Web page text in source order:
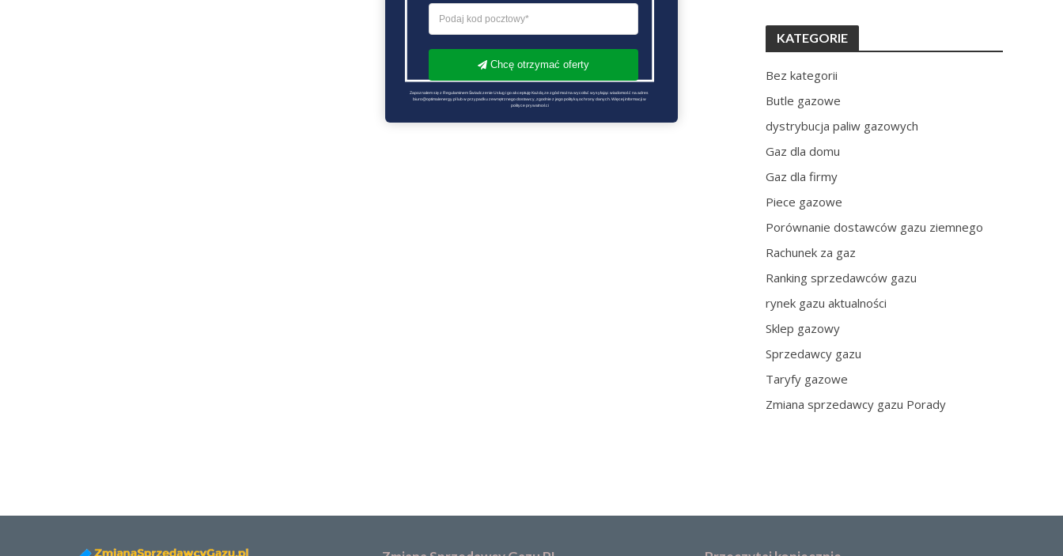
KATEGORIE
Bez kategorii
Butle gazowe
dystrybucja paliw gazowych
Gaz dla domu
Gaz dla firmy
Piece gazowe
Porównanie dostawców gazu ziemnego
Rachunek za gaz
Ranking sprzedawców gazu
rynek gazu aktualności
Sklep gazowy
Sprzedawcy gazu
Taryfy gazowe
Zmiana sprzedawcy gazu Porady
Chcę otrzymać oferty
Zapoznałem się z Regulaminem Świadczenie Usług i go akceptuję Każdą ze zgód można wycofać wysyłając wiadomość na adres
biuro@optimalenergy.pl lub w przypadku zewnętrznego dostawcy, zgodnie z jego polityką ochrony danych. Więcej informacji w
polityce prywatności